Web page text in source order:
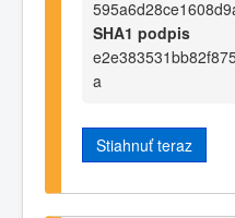
SHA1 podpis
a
Stiahnuť teraz